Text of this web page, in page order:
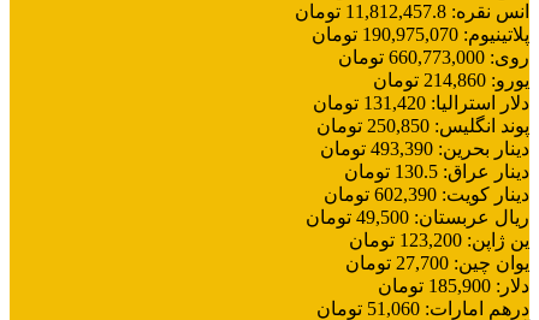
انس نقره:
11,812,457.8 تومان
پلاتینیوم:
190,975,070 تومان
روی:
660,773,000 تومان
یورو:
214,860 تومان
دلار استرالیا:
131,420 تومان
پوند انگلیس:
250,850 تومان
دینار بحرین:
493,390 تومان
دینار عراق:
130.5 تومان
دینار کویت:
602,390 تومان
ریال عربستان:
49,500 تومان
ین ژاپن:
123,200 تومان
یوان چین:
27,700 تومان
دلار :
185,900 تومان
درهم امارات:
51,060 تومان